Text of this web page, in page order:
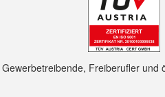
Freiberufler